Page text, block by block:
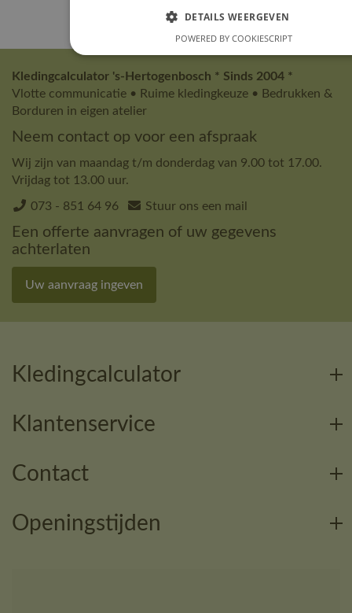
Kledingcalculator 's-Hertogenbosch * Sinds 2004 *
Vlotte communicatie • Ruime kledingkeuze • Bedrukken &
Borduren in eigen atelier
Neem contact op voor een afspraak
Wij zijn van maandag t/m donderdag van 9.00 tot 17.00.
Vrijdag tot 13.00 uur.
073 - 851 64 96 Stuur ons een mail
Een offerte aanvragen of uw gegevens
achterlaten
Uw aanvraag ingeven
Kledingcalculator
Klantenservice
Contact
Openingstijden
DETAILS WEERGEVEN
POWERED BY COOKIESCRIPT